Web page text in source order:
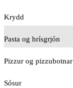
Krydd
Pasta og hrísgrjón
Pizzur og pizzubotnar
Sósur